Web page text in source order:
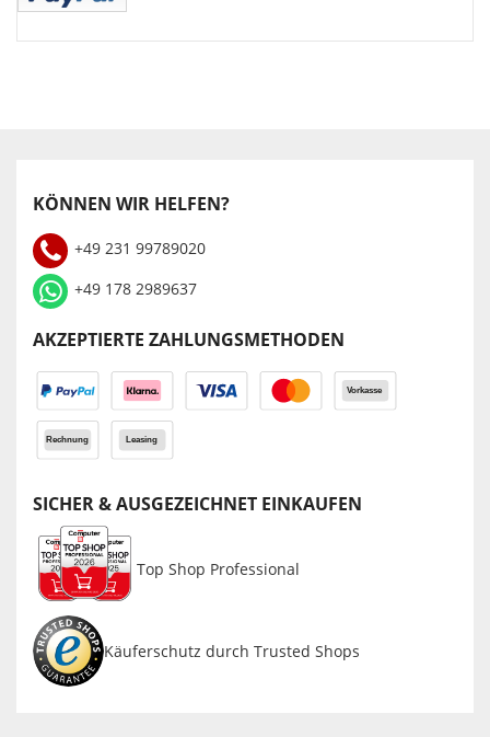
KÖNNEN WIR HELFEN?
+49 231 99789020
+49 178 2989637
AKZEPTIERTE ZAHLUNGSMETHODEN
SICHER & AUSGEZEICHNET EINKAUFEN
Top Shop Professional
Käuferschutz durch Trusted Shops